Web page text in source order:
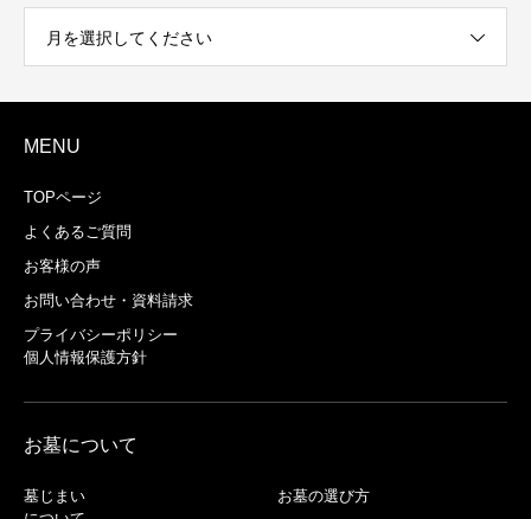
月を選択してください
MENU
TOPページ
よくあるご質問
お客様の声
お問い合わせ・資料請求
プライバシーポリシー
個人情報保護方針
お墓について
墓じまい
お墓の選び方